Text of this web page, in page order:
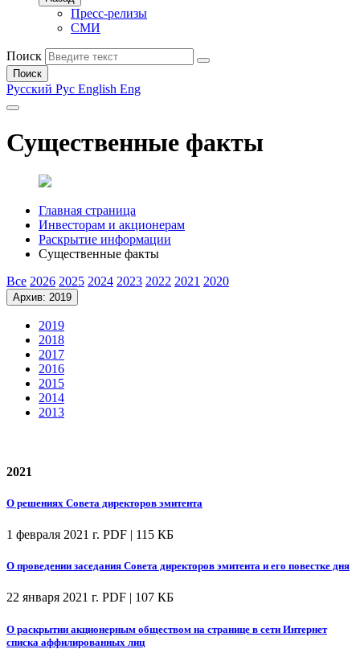
Пресс-релизы
СМИ
Поиск
Поиск
Русский Рус English Eng
Существенные факты
Главная страница
Инвесторам и акционерам
Раскрытие информации
Существенные факты
Все 2026 2025 2024 2023 2022 2021 2020
Архив: 2019
2019
2018
2017
2016
2015
2014
2013
2021
О решениях Совета директоров эмитента
1 февраля 2021 г. PDF | 115 КБ
О проведении заседания Совета директоров эмитента и его повестке дня
22 января 2021 г. PDF | 107 КБ
О раскрытии акционерным обществом на странице в сети Интернет
списка аффилированных лиц